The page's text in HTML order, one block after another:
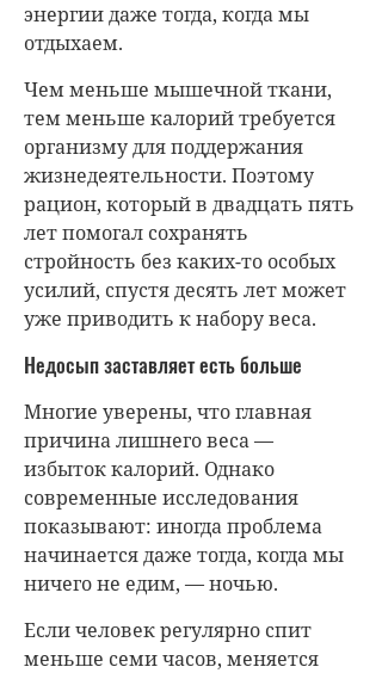
энергии даже тогда, когда мы
отдыхаем.
Чем меньше мышечной ткани,
тем меньше калорий требуется
организму для поддержания
жизнедеятельности. Поэтому
рацион, который в двадцать пять
лет помогал сохранять
стройность без каких-то особых
усилий, спустя десять лет может
уже приводить к набору веса.
Недосып заставляет есть больше
Многие уверены, что главная
причина лишнего веса —
избыток калорий. Однако
современные исследования
показывают: иногда проблема
начинается даже тогда, когда мы
ничего не едим, — ночью.
Если человек регулярно спит
меньше семи часов, меняется